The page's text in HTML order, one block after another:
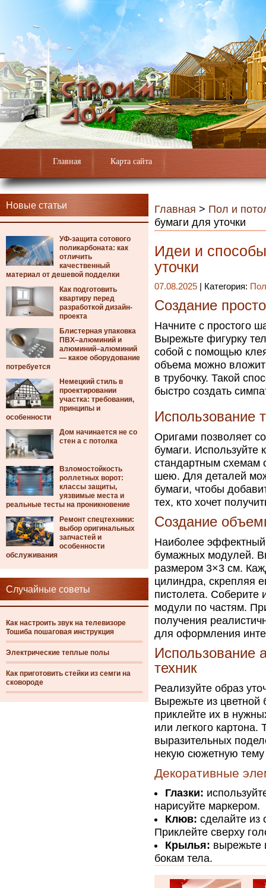
Главная Карта сайта
Новые статьи
УФ-защита сотового
поликарбоната: как
отличить
качественный
материал от дешевой подделки
Как подготовить
квартиру перед
разработкой дизайн-
проекта
Блистерная упаковка
ПВХ–алюминий и
алюминий–алюминий
— какое оборудование
потребуется
Немецкий стиль в
проектировании
участка: требования,
принципы и
особенности
Дом начинается не со
стен а с потолка
Взломостойкость
роллетных ворот:
классы защиты,
уязвимые места и
реальные тесты на проникновение
Ремонт спецтехники:
выбор оригинальных
запчастей и
особенности
обслуживания
Случайные советы
Как настроить звук на телевизоре
Тошиба пошаговая инструкция
Электрические теплые полы
Как приготовить стейки из семги на
сковороде
Главная > Пол и
бумаги для уточки
Идеи и
уточки
07.08.2025 | Категория:
Создание
Начните с простого
Вырежьте фигурку
собой с помощью
объема можно
в трубочку. Такой
быстро создать
Использование
Оригами позволяет
бумаги.
стандартным схемам
шею. Для деталей
бумаги, чтобы
тех, кто хочет
Создание
Наиболее эффектный
бумажных модулей.
размером 3×3 см.
цилиндра, скрепляя
пистолета. Соберите
модули по частям.
получения
для оформления
Использование
техник
Реализуйте образ
Вырежьте из цветной
приклейте их в
или легкого
выразительных
некую сюжетную
Декоративные
Глазки:
нарисуйте маркером.
Клюв: сделайте из
Приклейте сверху
Крылья: вырежьте
бокам тела.